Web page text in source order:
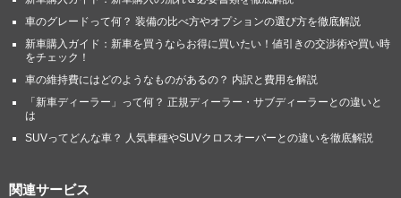
乗り心地も外観の雰囲気に合わないもので最近のマツダ車そのも
の。良路ではしなやかに感じるも道が悪くなるとゴツゴツするあ
れ。速度域が上がれば印象も変わるのかもしれませんが、町中の
乗った印象で「マツダ車と違う」と感じたのはアイドリングスト
車のグレードって何？ 装備の比べ方やオプションの選び方を徹底解説
新車購入ガイド：新車を買うならお得に買いたい！値引きの交渉術や買い時
をチェック！
車の維持費にはどのようなものがあるの？ 内訳と費用を解説
「新車ディーラー」って何？ 正規ディーラー・サブディーラーとの違いと
は
SUVってどんな車？ 人気車種やSUVクロスオーバーとの違いを徹底解説
関連サービス